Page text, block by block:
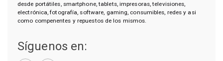
desde portátiles, smartphone, tablets, impresoras, televisiones,
electrónica, fotografía, software, gaming, consumibles, redes y asi
como compenentes y repuestos de los mismos.
Síguenos en: